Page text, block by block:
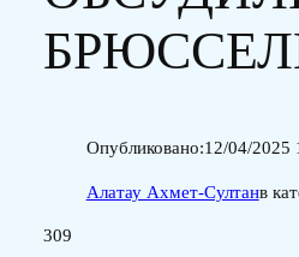
Опубликовано:12/04/2025
Алатау Ахмет-Султанв
309